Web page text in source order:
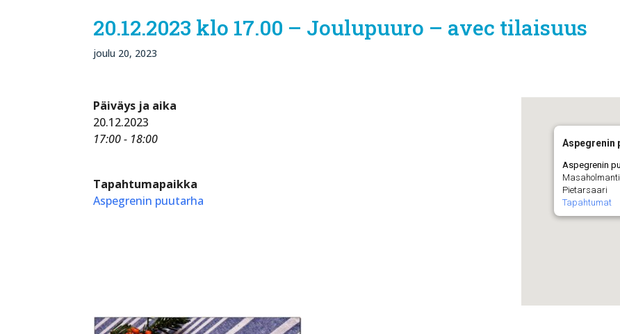
20.12.2023 klo 17.00 – Joulupuuro – avec tilaisuus
joulu 20, 2023
Aspegrenin
Aspegrenin
Pietarsaari
Tapahtumat
Päiväys ja aika
20.12.2023
17:00 - 18:00
Tapahtumapaikka
Aspegrenin puutarha